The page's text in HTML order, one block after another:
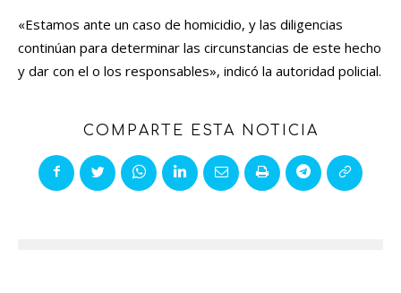
«Estamos ante un caso de homicidio, y las diligencias
continúan para determinar las circunstancias de este hecho
y dar con el o los responsables», indicó la autoridad policial.
COMPARTE ESTA NOTICIA